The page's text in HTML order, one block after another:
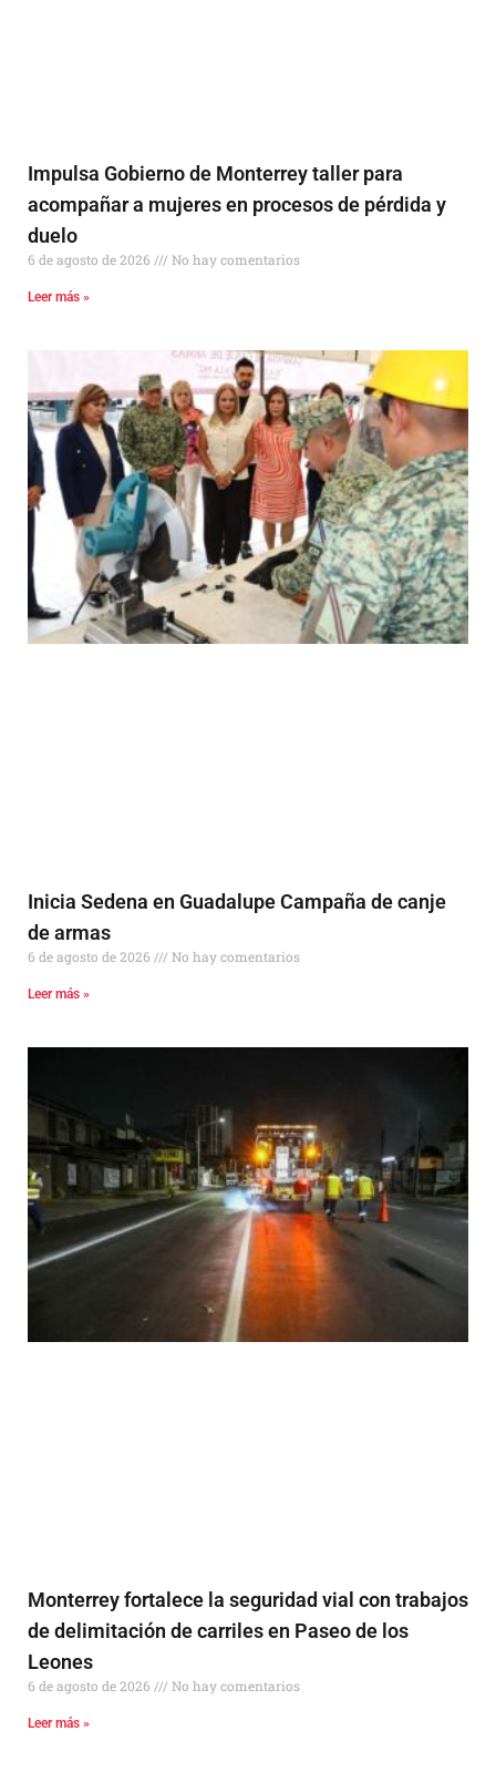
Impulsa Gobierno de Monterrey taller para
acompañar a mujeres en procesos de pérdida y
duelo
6 de agosto de 2026 No hay comentarios
Leer más »
Inicia Sedena en Guadalupe Campaña de canje
de armas
6 de agosto de 2026 No hay comentarios
Leer más »
Monterrey fortalece la seguridad vial con trabajos
de delimitación de carriles en Paseo de los
Leones
6 de agosto de 2026 No hay comentarios
Leer más »